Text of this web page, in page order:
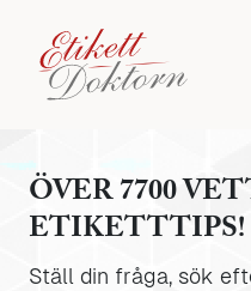
ÖVER 7700
ETIKETTTIPS!
Ställ din fråga, sök